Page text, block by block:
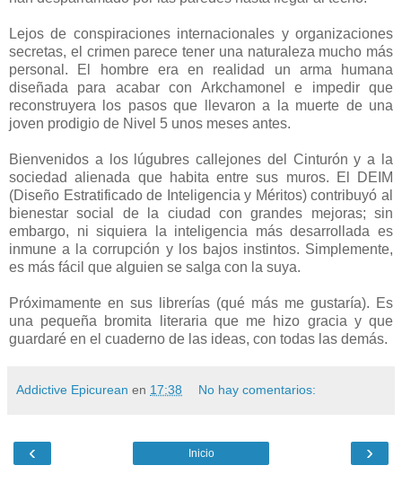
Lejos de conspiraciones internacionales y organizaciones
secretas, el crimen parece tener una naturaleza mucho más
personal. El hombre era en realidad un arma humana
diseñada para acabar con Arkchamonel e impedir que
reconstruyera los pasos que llevaron a la muerte de una
joven prodigio de Nivel 5 unos meses antes.
Bienvenidos a los lúgubres callejones del Cinturón y a la
sociedad alienada que habita entre sus muros. El DEIM
(Diseño Estratificado de Inteligencia y Méritos) contribuyó al
bienestar social de la ciudad con grandes mejoras; sin
embargo, ni siquiera la inteligencia más desarrollada es
inmune a la corrupción y los bajos instintos. Simplemente,
es más fácil que alguien se salga con la suya.
Próximamente en sus librerías (qué más me gustaría). Es
una pequeña bromita literaria que me hizo gracia y que
guardaré en el cuaderno de las ideas, con todas las demás.
Addictive Epicurean en 17:38 No hay comentarios:
‹ ›
Inicio